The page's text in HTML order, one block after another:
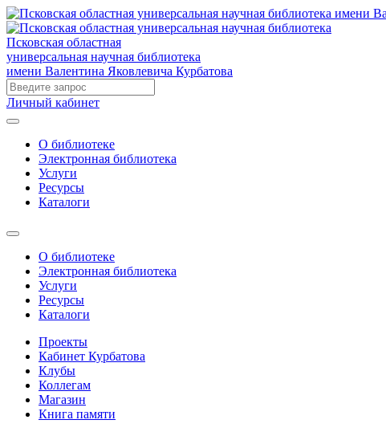
Псковская областная
универсальная научная библиотека
имени Валентина Яковлевича Курбатова
Личный кабинет
О библиотеке
Электронная библиотека
Услуги
Ресурсы
Каталоги
О библиотеке
Электронная библиотека
Услуги
Ресурсы
Каталоги
Проекты
Кабинет Курбатова
Клубы
Коллегам
Магазин
Книга памяти